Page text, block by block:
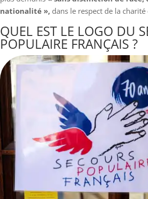
nationalité », dans le respect de la
QUEL EST LE LOGO DU
POPULAIRE FRANÇAIS ?